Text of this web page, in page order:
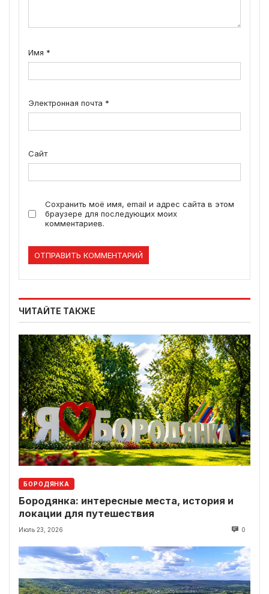
Имя *
Электронная почта *
Сайт
Сохранить моё имя, email и адрес сайта в этом
браузере для последующих моих
комментариев.
ЧИТАЙТЕ ТАКЖЕ
БОРОДЯНКА
Бородянка: интересные места, история и
локации для путешествия
Июль 23, 2026 0